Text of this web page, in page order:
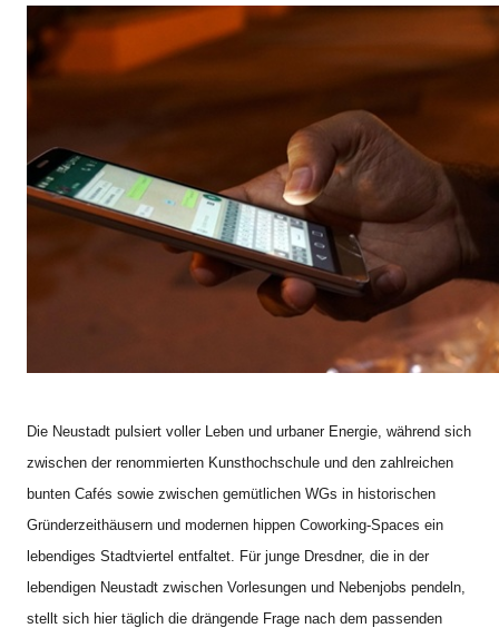
Die Neustadt pulsiert voller Leben und urbaner Energie, während sich
zwischen der renommierten Kunsthochschule und den zahlreichen
bunten Cafés sowie zwischen gemütlichen WGs in historischen
Gründerzeithäusern und modernen hippen Coworking-Spaces ein
lebendiges Stadtviertel entfaltet. Für junge Dresdner, die in der
lebendigen Neustadt zwischen Vorlesungen und Nebenjobs pendeln,
stellt sich hier täglich die drängende Frage nach dem passenden